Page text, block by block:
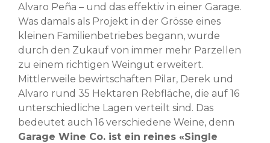
Alvaro Peña – und das effektiv in einer Garage.
Was damals als Projekt in der Grösse eines
kleinen Familienbetriebes begann, wurde
durch den Zukauf von immer mehr Parzellen
zu einem richtigen Weingut erweitert.
Mittlerweile bewirtschaften Pilar, Derek und
Alvaro rund 35 Hektaren Rebfläche, die auf 16
unterschiedliche Lagen verteilt sind. Das
bedeutet auch 16 verschiedene Weine, denn
Garage Wine Co. ist ein reines «Single